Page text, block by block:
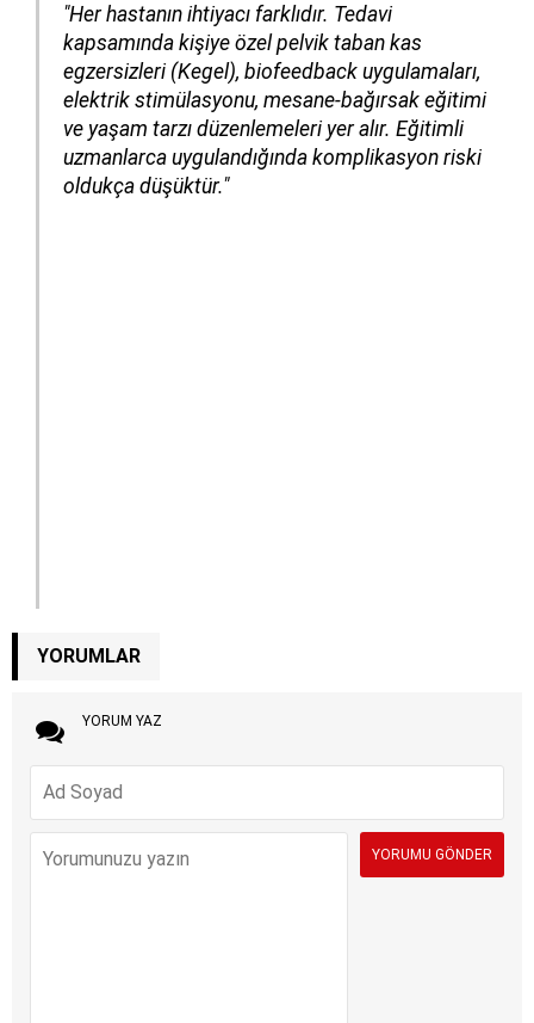
"Her hastanın ihtiyacı farklıdır. Tedavi
kapsamında kişiye özel pelvik taban kas
egzersizleri (Kegel), biofeedback uygulamaları,
elektrik stimülasyonu, mesane-bağırsak eğitimi
ve yaşam tarzı düzenlemeleri yer alır. Eğitimli
uzmanlarca uygulandığında komplikasyon riski
oldukça düşüktür."
YORUMLAR
YORUM YAZ